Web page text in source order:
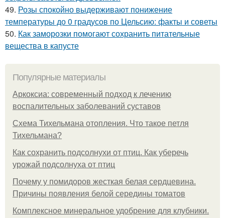
49. Розы спокойно выдерживают понижение
температуры до 0 градусов по Цельсию: факты и советы
50. Как заморозки помогают сохранить питательные
вещества в капусте
Популярные материалы
Аркоксиа: современный подход к лечению
воспалительных заболеваний суставов
Схема Тихельмана отопления. Что такое петля
Тихельмана?
Как сохранить подсолнухи от птиц. Как уберечь
урожай подсолнуха от птиц
Почему у помидоров жесткая белая сердцевина.
Причины появления белой середины томатов
Комплексное минеральное удобрение для клубники.